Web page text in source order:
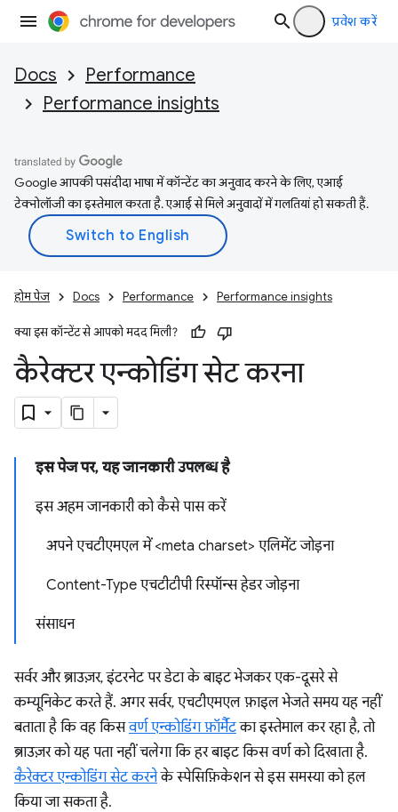
प्रवेश करें
Docs
Performance
Performance insights
Google आपकी पसंदीदा भाषा में कॉन्टेंट का अनुवाद करने के लिए, एआई
टेक्नोलॉजी का इस्तेमाल करता है. एआई से मिले अनुवादों में गलतियां हो सकती हैं.
होम पेज Docs Performance Performance insights
क्या इस कॉन्टेंट से आपको मदद मिली?
कैरेक्टर एन्कोडिंग सेट करना
इस पेज पर, यह जानकारी उपलब्ध है
इस अहम जानकारी को कैसे पास करें
अपने एचटीएमएल में <meta charset> एलिमेंट जोड़ना
Content-Type एचटीटीपी रिस्पॉन्स हेडर जोड़ना
संसाधन
सर्वर और ब्राउज़र, इंटरनेट पर डेटा के बाइट भेजकर एक-दूसरे से
कम्यूनिकेट करते हैं. अगर सर्वर, एचटीएमएल फ़ाइल भेजते समय यह नहीं
बताता है कि वह किसवर्ण एन्कोडिंग फ़ॉर्मैटका इस्तेमाल कर रहा है, तो
ब्राउज़र को यह पता नहीं चलेगा कि हर बाइट किस वर्ण को दिखाता है.
कैरेक्टर एन्कोडिंग सेट करनेके स्पेसिफ़िकेशन से इस समस्या को हल
किया जा सकता है.